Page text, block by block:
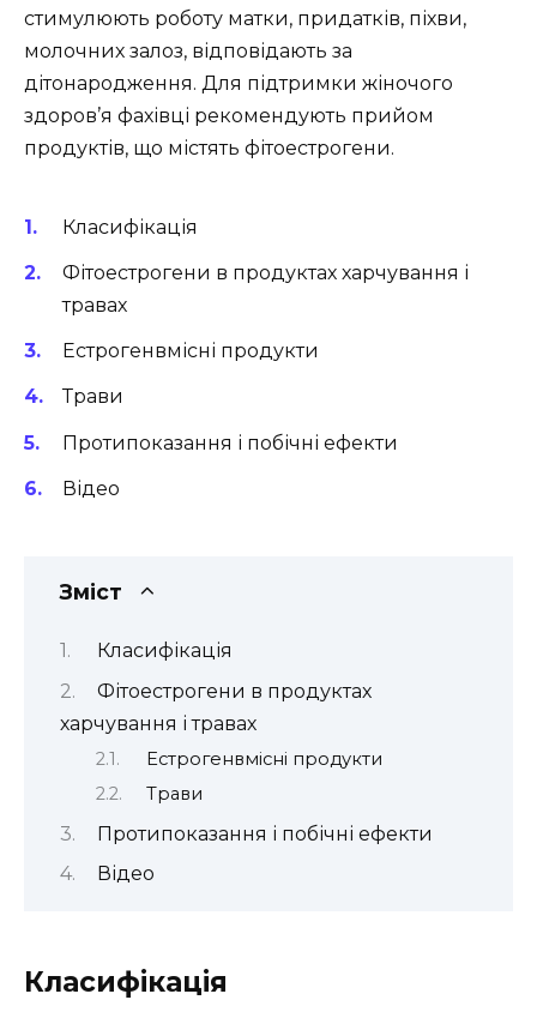
стимулюють роботу матки, придатків, піхви,
молочних залоз, відповідають за
дітонародження. Для підтримки жіночого
здоров’я фахівці рекомендують прийом
продуктів, що містять фітоестрогени.
Класифікація
Фітоестрогени в продуктах харчування і
травах
Естрогенвмісні продукти
Трави
Протипоказання і побічні ефекти
Відео
Зміст
Класифікація
Фітоестрогени в продуктах
харчування і травах
Естрогенвмісні продукти
Трави
Протипоказання і побічні ефекти
Відео
Класифікація